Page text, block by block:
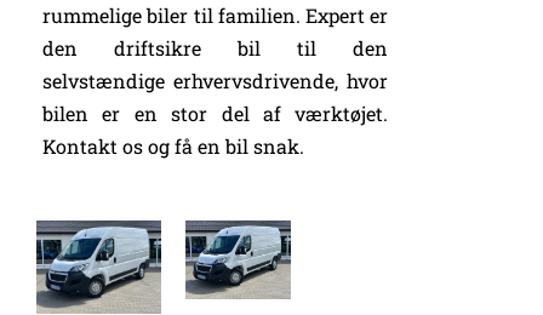
rummelige biler til familien. Expert er
den driftsikre bil til den
selvstændige erhvervsdrivende, hvor
bilen er en stor del af værktøjet.
Kontakt os og få en bil snak.